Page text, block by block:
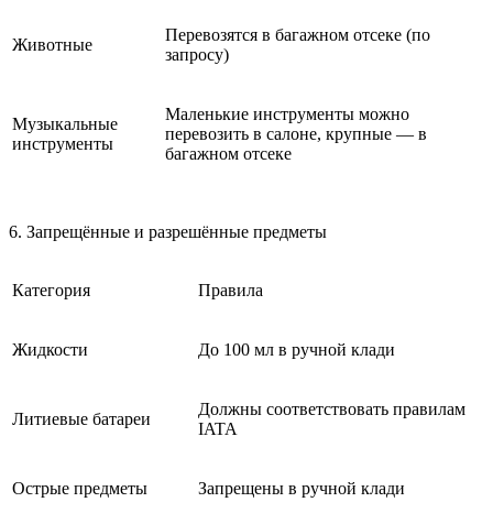
Животные
Перевозятся в багажном отсеке (по
запросу)
Музыкальные
инструменты
Маленькие инструменты можно
перевозить в салоне, крупные — в
багажном отсеке
6. Запрещённые и разрешённые предметы
Категория Правила
Жидкости До 100 мл в ручной клади
Литиевые батареи
Должны соответствовать правилам
IATA
Острые предметы Запрещены в ручной клади